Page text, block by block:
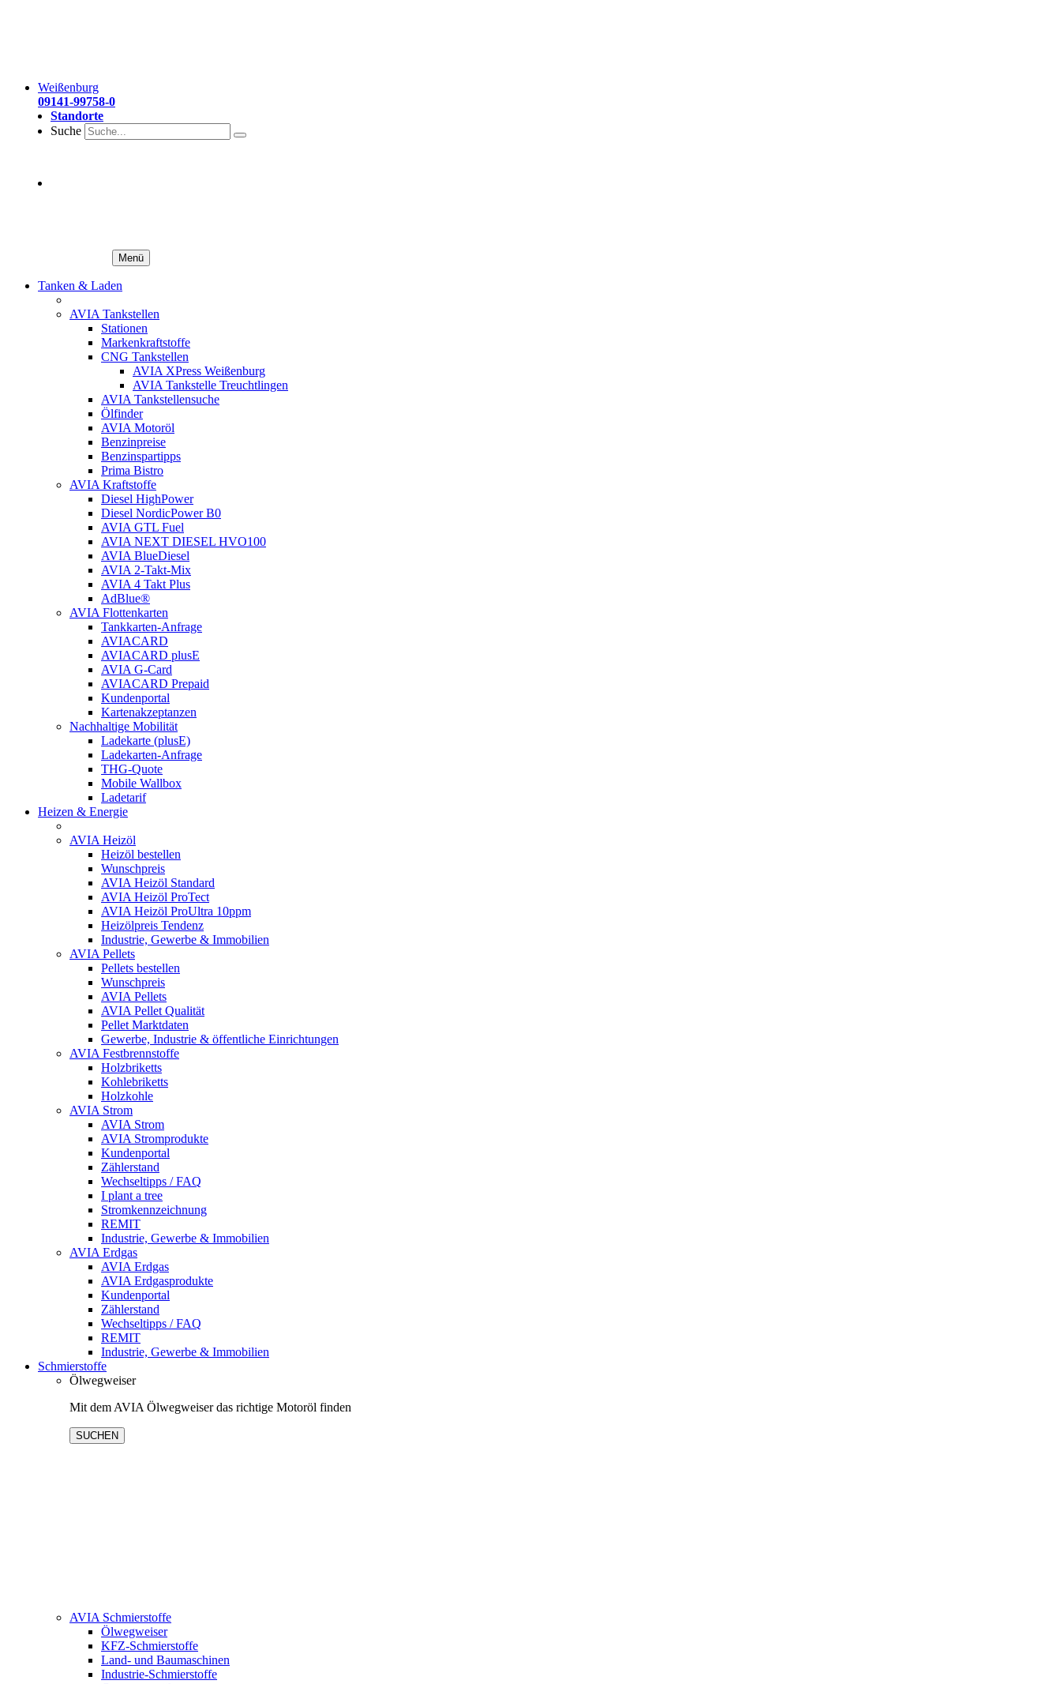
Weißenburg
09141-99758-0
Standorte
Suche
Menü
Tanken & Laden
AVIA Tankstellen
Stationen
Markenkraftstoffe
CNG Tankstellen
AVIA XPress Weißenburg
AVIA Tankstelle Treuchtlingen
AVIA Tankstellensuche
Ölfinder
AVIA Motoröl
Benzinpreise
Benzinspartipps
Prima Bistro
AVIA Kraftstoffe
Diesel HighPower
Diesel NordicPower B0
AVIA GTL Fuel
AVIA NEXT DIESEL HVO100
AVIA BlueDiesel
AVIA 2-Takt-Mix
AVIA 4 Takt Plus
AdBlue®
AVIA Flottenkarten
Tankkarten-Anfrage
AVIACARD
AVIACARD plusE
AVIA G-Card
AVIACARD Prepaid
Kundenportal
Kartenakzeptanzen
Nachhaltige Mobilität
Ladekarte (plusE)
Ladekarten-Anfrage
THG-Quote
Mobile Wallbox
Ladetarif
Heizen & Energie
AVIA Heizöl
Heizöl bestellen
Wunschpreis
AVIA Heizöl Standard
AVIA Heizöl ProTect
AVIA Heizöl ProUltra 10ppm
Heizölpreis Tendenz
Industrie, Gewerbe & Immobilien
AVIA Pellets
Pellets bestellen
Wunschpreis
AVIA Pellets
AVIA Pellet Qualität
Pellet Marktdaten
Gewerbe, Industrie & öffentliche Einrichtungen
AVIA Festbrennstoffe
Holzbriketts
Kohlebriketts
Holzkohle
AVIA Strom
AVIA Strom
AVIA Stromprodukte
Kundenportal
Zählerstand
Wechseltipps / FAQ
I plant a tree
Stromkennzeichnung
REMIT
Industrie, Gewerbe & Immobilien
AVIA Erdgas
AVIA Erdgas
AVIA Erdgasprodukte
Kundenportal
Zählerstand
Wechseltipps / FAQ
REMIT
Industrie, Gewerbe & Immobilien
Schmierstoffe
Ölwegweiser
Mit dem AVIA Ölwegweiser das richtige Motoröl finden
SUCHEN
AVIA Schmierstoffe
Ölwegweiser
KFZ-Schmierstoffe
Land- und Baumaschinen
Industrie-Schmierstoffe